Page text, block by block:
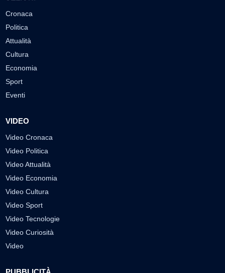
Cronaca
Politica
Attualità
Cultura
Economia
Sport
Eventi
VIDEO
Video Cronaca
Video Politica
Video Attualità
Video Economia
Video Cultura
Video Sport
Video Tecnologie
Video Curiosità
Video